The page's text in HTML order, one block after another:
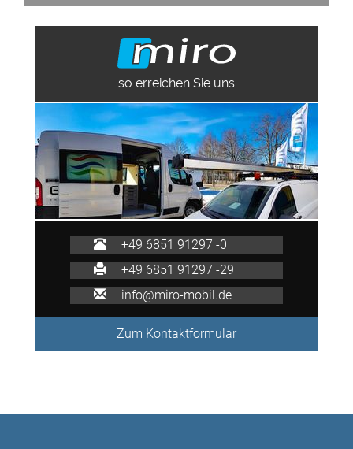
so erreichen Sie uns
+49 6851 91297 -0
+49 6851 91297 -29
info@miro-mobil.de
Zum Kontaktformular